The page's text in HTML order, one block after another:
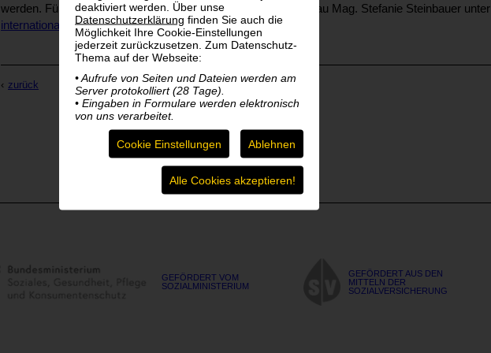
deaktiviert werden. Über unse
Datenschutzerklärung finden Sie auch die
Möglichkeit Ihre Cookie-Einstellungen
jederzeit zurückzusetzen. Zum Datenschutz-
Thema auf der Webseite:
• Aufrufe von Seiten und Dateien werden am
Server protokolliert (28 Tage).
• Eingaben in Formulare werden elektronisch
von uns verarbeitet.
Cookie Einstellungen Ablehnen
Alle Cookies akzeptieren!
werden. Für nähere Informationen wenden Sie sich bitte an Frau Mag. Stefanie Steinbauer unter
international@blindenverband.atoder unter 0664 140 11 77.
zurück
GEFÖRDERT VOM
SOZIALMINISTERIUM
GEFÖRDERT AUS DEN
MITTELN DER
SOZIALVERSICHERUNG